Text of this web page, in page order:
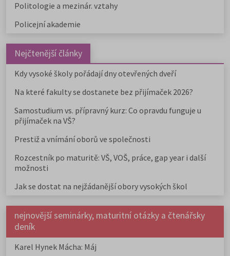
Politologie a mezinár. vztahy
Policejní akademie
Nejčtenější články
Kdy vysoké školy pořádají dny otevřených dveří
Na které fakulty se dostanete bez přijímaček 2026?
Samostudium vs. přípravný kurz: Co opravdu funguje u
přijímaček na VŠ?
Prestiž a vnímání oborů ve společnosti
Rozcestník po maturitě: VŠ, VOŠ, práce, gap year i další
možnosti
Jak se dostat na nejžádanější obory vysokých škol
nejnovější seminárky, maturitní otázky a čtenářsky
deník
Karel Hynek Mácha: Máj